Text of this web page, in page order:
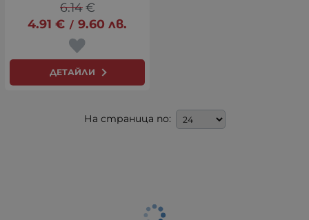
6.14 €
4.91 € / 9.60 лв.
ДЕТАЙЛИ
На страница по: